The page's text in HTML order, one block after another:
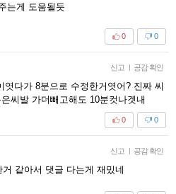
는게 도움될듯
0
0
신고 | 공감 확인
엿다가 8분으로 수정한거엿어? 진짜 씨
씨발 가더빼고해도 10분컷나겟내
0
0
신고 | 공감 확인
같아서 댓글 다는게 재밌네